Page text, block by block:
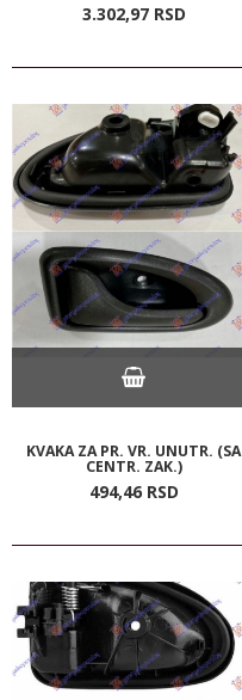
3.302,97 RSD
KVAKA ZA PR. VR. UNUTR. (SA
CENTR. ZAK.)
494,46 RSD